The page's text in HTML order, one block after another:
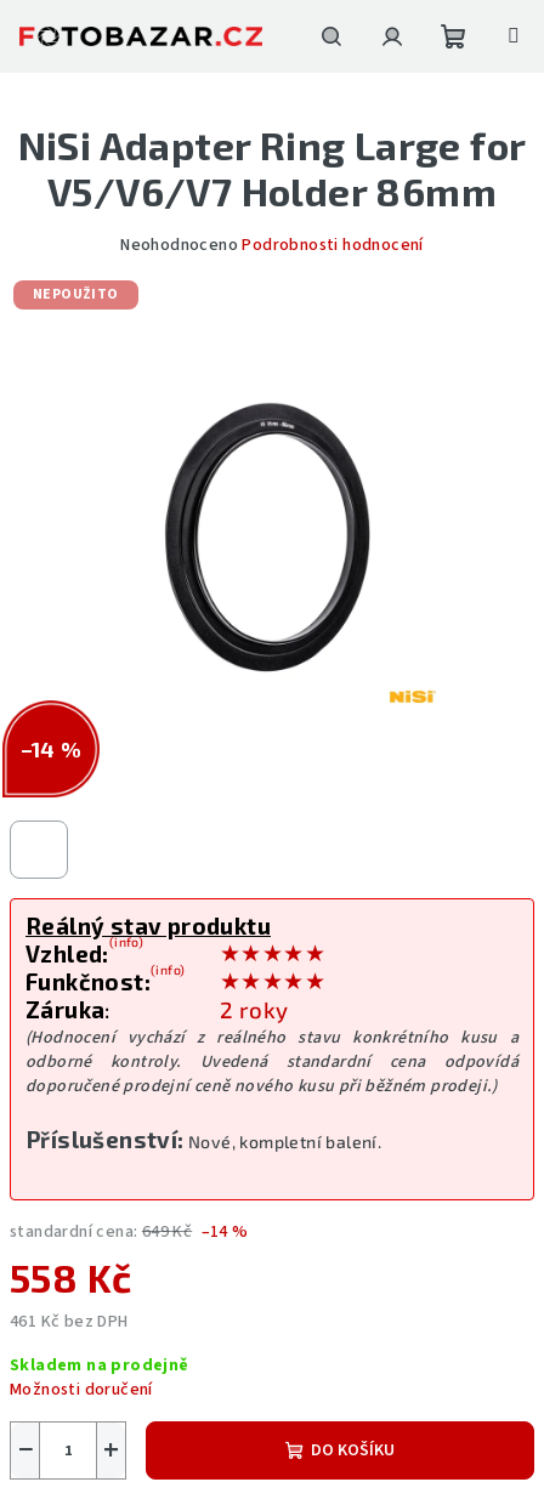
košík
Reálný stav produktu
Vzhled:(info) ★★★★★
Funkčnost:(info) ★★★★★
Záruka: 2 roky
(Hodnocení vychází z reálného stavu konkrétního kusu a
odborné kontroly. Uvedená standardní cena odpovídá
doporučené prodejní ceně nového kusu při běžném prodeji.)
Příslušenství: Nové, kompletní balení.
standardní cena: 649 Kč –14 %
558 Kč
461 Kč bez DPH
cena:
Skladem na prodejně
Možnosti doručení
+
− DO KOŠÍKU
NiSi Adapter Ring Large for
V5/V6/V7 Holder 86mm
Průměrné
produktu
je
Neohodnoceno Podrobnosti hodnocení
NEPOUŽITO
–14 %